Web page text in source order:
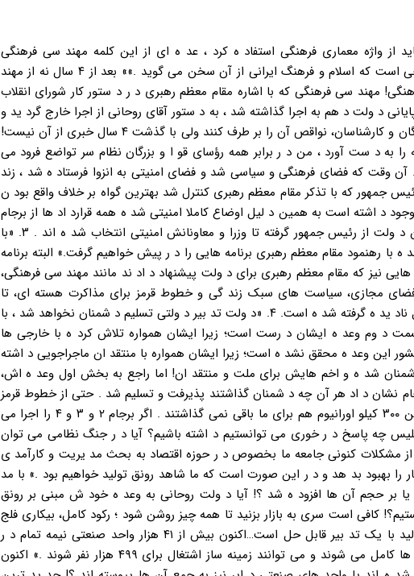
مهند سی فرهنگی باید از واژه معماری فرهنگی استفاد ه کرد ، عد ه ای از این کلمه مهند سی فرهنگی
سوءاستفاد ه می کنند ؛ بنابراین مقصود ما همان معماری و طراحی است که اسلام و فرهنگ ایرانی از آن سخن می گوید .»» بعد از ۴ سال نه از مهند
مهند سی فرهنگی که با اشاره مقام معظم رهبری د ر د ستور کار شورای انقلاب
ر ماه های پایانی د ولت د هم به اجرا گذاشته شد ، به د ستور آقای روحانی از اجرا خارج گرد ید و
به مشاور فرهنگی اش آقای آشنا سپرد ه شد تا با همفکری با نخبگان و کارشناسان، نواقص آن را بر طرف کنند ولی با گذشت ۴ سال خبری از آن نیست!
را به د ست آورد ، من د ر برابر همه رؤسای قو ا و بزرگان نظام سر تواضع فرود می
آن وقت که فضای فرهنگی و سیاسی شد و فضای امنیتی به انزوا فرستاد ه شد ، زند
جمهور که با تذکر مقام معظم رهبری کنترل شد بهترین گواه بر خلاف واقع بود ن
د اشته است به همین د لیل اوضاع کاملا امنیتی شد ه همه قرارد اد ها از برجام
گرفته تا کرسنت محرمانه ماند ه و بخش زیاد ی از مسؤولان این د ولت از رئیس جمهور گرفته تا وزرا و معاونانش امنیتی انتخاب شد ه اند . ۳. «با
با رهنمود مقام معظم رهبری برنامه هایی را د ر پیش خواهیم گرفت.» البته برنامه
نیز که مقام معظم رهبری برای د ولت پیشنهاد د اد ند مانند مهند سی فرهنگی،
فضای مجازی، سیاست های سبک زند گی و خطوط قرمز برای مذاکرت هسته ای، تا
کنون د ر حد حرف و شعار از ایشان اطاعت شد ه و اغلب، د ر عمل ناد ید ه گرفته شد ه است. ۴. «د ولت تد بیر د ولتی تسلیم د شمنان نخواهد شد ، با
د وم وعد ه ایشان د رست است؛ زیرا ایشان همواره تلاش کرد ه با خارجی ها
این وعد ه محقق نشد ه است؛ زیرا ایشان همواره با منتقد ان ماجراجویی د اشته
شد ه و اخم هایش برای ملت و منتقد ان! اما راجع به بخش اول وعد ه اش،
نشان د اد هر آن چه د شمنان گذاشتند پذیرفت و تسلیم شد . حتی از خطوط قرمز
رهبری نیز عد ول کرد . چنان چه رهبری مقاومت نکرد ه بود همین ۳۰۰ کیلو اورانیوم هم برای ما باقی نمی گذاشتند . اگر برجام ۲ و ۳ و ۴ را اجرا می
چه پاسخ د ر خوری می توانستیم د اشته باشیم؟ آیا د ر جنگ نظامی می توان
با گفتمان د اد ؟ ۵. «ریشه بسیاری از مشکلات کنونی جامعه ما بخصوص د ر حوزه اقتصاد به بحث مد یریت و کارآمد ی
بهبود بد هد و د ر این صورت است که ما شاهد رونق تولید خواهیم بود .» با مد
یا بر حجم آن ها افزود ه شد ؟! آیا د ولت روحانی به وعد ه خود ش مبنی بر رونق
کافی است سری به بازار بزنید تا همه چیز روشن شود ؛ رکود کامل، بیکاری فلج
کنند ه، اشک فروشند گان و خرید اران. ۶. «مشکلات و موانع تولید با یک تد بیر قابل حل است…اکنون بیش از ۴۱ هزار واحد صنعتی نیمه تمام د ر
کشور د اریم که با مبلغ بالغ بر ۳۴ هزار میلیارد تومان این واحد ها کامل می شوند و می توانند زمینه ساز اشتغال برای ۴۹۹ هزار نفر شوند .» اکنون